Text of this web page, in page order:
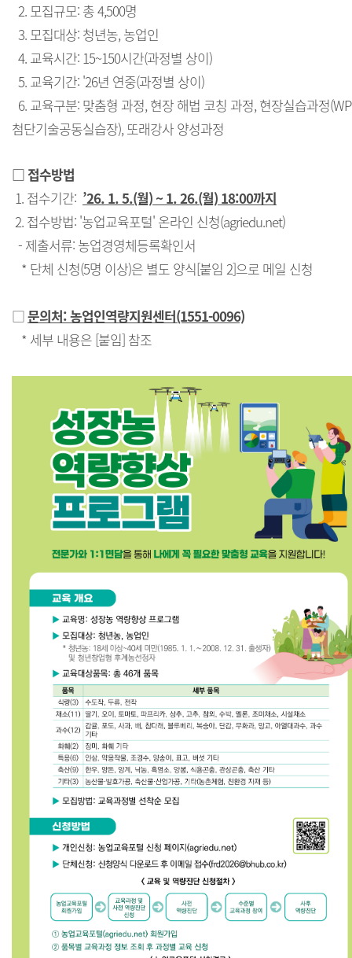
2. 모집규모: 총 4,500명
3. 모집대상: 청년농, 농업인
4. 교육시간: 15~150시간(과정별 상이)
5. 교육기간: '26년 연중(과정별 상이)
6. 교육구분: 맞춤형 과정, 현장 해법 코칭 과정, 현장실습과정
첨단기술공동실습장), 또래강사 양성과정
□ 접수방법
1. 접수기간: ’26. 1. 5.(월) ~ 1. 26.(월) 18:00까지
2. 접수방법: '농업교육포털' 온라인 신청(agriedu.net)
- 제출서류: 농업경영체등록확인서
* 단체 신청(5명 이상)은 별도 양식[붙임 2]으로 메일 신청
□문의처: 농업인역량지원센터(1551-0096)
* 세부 내용은 [붙임] 참조